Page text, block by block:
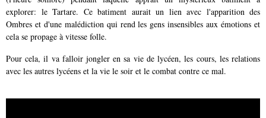
explorer: le Tartare. Ce batiment aurait un lien avec l'apparition des
Ombres et d'une malédiction qui rend les gens insensibles aux émotions et
cela se propage à vitesse folle.
Pour cela, il va falloir jongler en sa vie de lycéen, les cours, les relations
avec les autres lycéens et la vie le soir et le combat contre ce mal.